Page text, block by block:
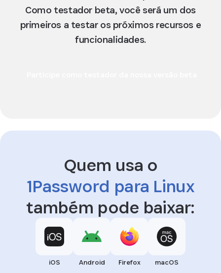
Como testador beta, você será um dos
primeiros a testar os próximos recursos e
funcionalidades.
Quem usa o
1Password para Linux
também pode baixar:
iOS Android Firefox macOS